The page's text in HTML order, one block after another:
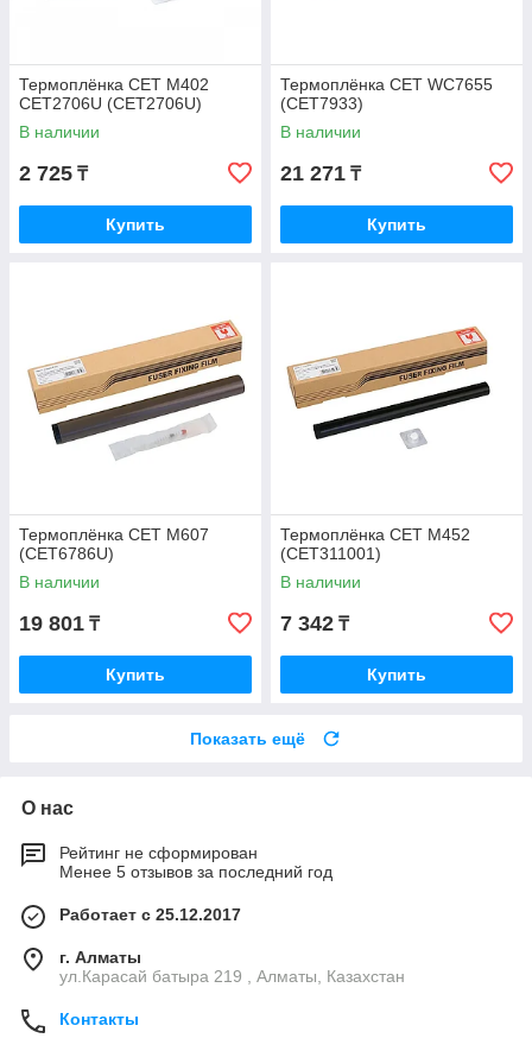
Термоплёнка CET M402
CET2706U (CET2706U)
В наличии
2 725 ₸
Купить
Термоплёнка CET WC7655
(CET7933)
В наличии
21 271 ₸
Купить
Термоплёнка CET M607
(CET6786U)
В наличии
19 801 ₸
Купить
Термоплёнка CET M452
(CET311001)
В наличии
7 342 ₸
Купить
Показать ещё
О нас
Рейтинг не сформирован
Менее 5 отзывов за последний год
Работает с 25.12.2017
г. Алматы
ул.Карасай батыра 219 , Алматы, Казахстан
Контакты